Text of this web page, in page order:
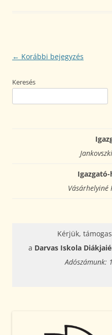
Bejegyzés
← Korábbi bejegyzés
Keresés
Vásárhelyiné
Kérjük,
a Darvas Iskola
Adószámunk: